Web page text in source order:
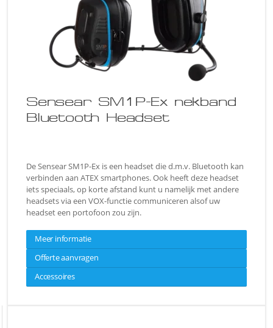
Sensear SM1P-Ex nekband
Bluetooth Headset
De Sensear SM1P-Ex is een headset die d.m.v. Bluetooth kan
verbinden aan ATEX smartphones. Ook heeft deze headset
iets speciaals, op korte afstand kunt u namelijk met andere
headsets via een VOX-functie communiceren alsof uw
headset een portofoon zou zijn.
Meer informatie
Offerte aanvragen
Accessoires